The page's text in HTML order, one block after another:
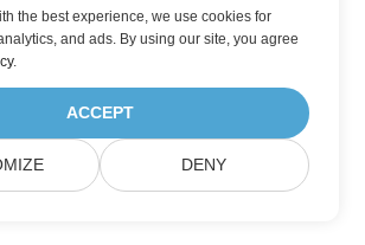
าฟหรือตารางหมุนได้
อง Aspose.Cells หรือไม่?
วน์โหลด
หรือขอ
วสำหรับการทดสอบได้
the best experience, we use cookies for
and ads. By using our site, you agree
.
ACCEPT
DENY